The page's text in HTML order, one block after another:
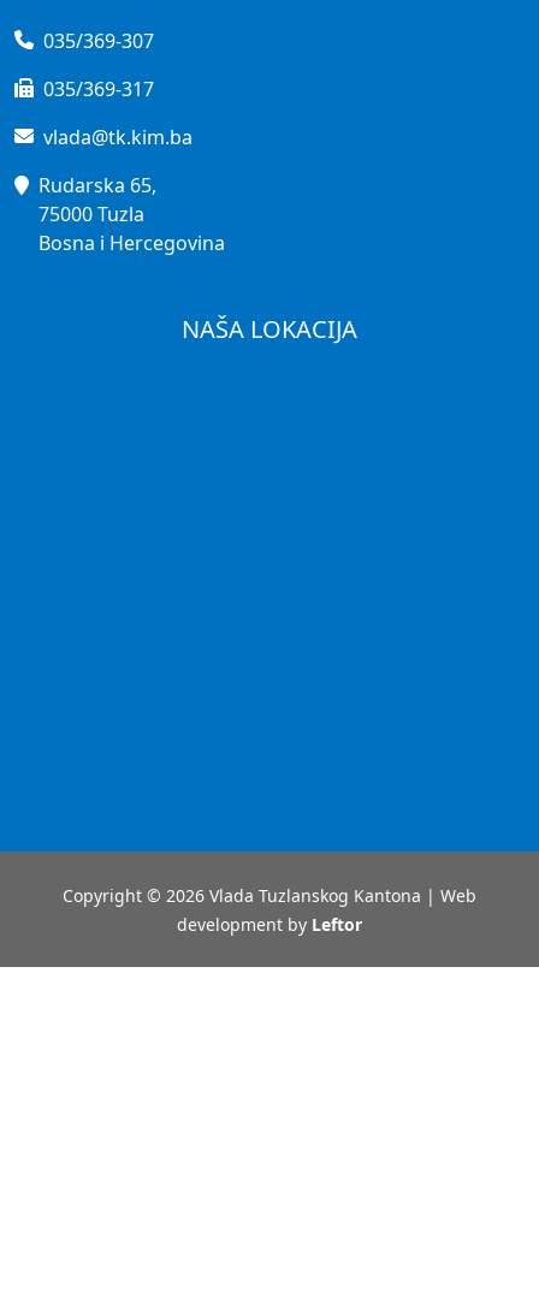
035/369-307
035/369-317
vlada@tk.kim.ba
Rudarska 65,
75000 Tuzla
Bosna i Hercegovina
NAŠA LOKACIJA
Copyright © 2026 Vlada Tuzlanskog Kantona | Web
development by Leftor